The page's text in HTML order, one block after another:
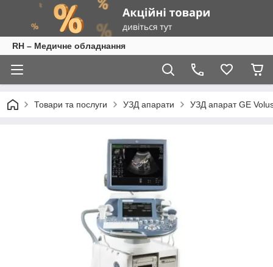
RH – Медичне обладнання
Товари та послуги УЗД апарати УЗД апарат GE